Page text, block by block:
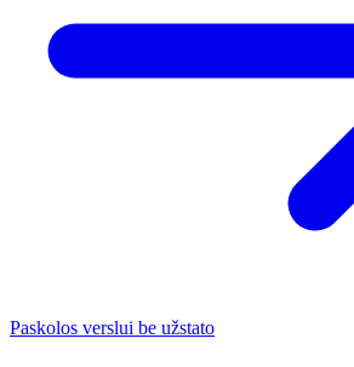
Paskolos verslui be užstato